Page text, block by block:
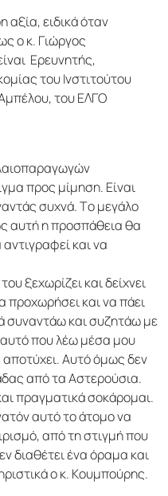
αξία, ειδικά όταν
ο κ. Γιώργος
Ερευνητής,
του Ινστιτούτου
του ΕΛΓΟ
προς μίμηση. Είναι
συχνά. Το μεγάλο
αυτή η προσπάθεια θα
και να
ξεχωρίζει και δείχνει
προχωρήσει και να πάει
συναντάω και συζητάω με
που λέω μέσα μου
αποτύχει. Αυτό όμως δεν
από τα Αστερούσια.
πραγματικά σοκάρομαι.
αυτό το άτομο να
από τη στιγμή που
διαθέτει ένα όραμα και
ο κ. Κουμπούρης.